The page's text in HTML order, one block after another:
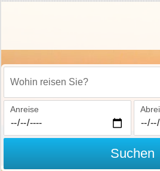
Wohin reisen Sie?
Anreise
Suchen